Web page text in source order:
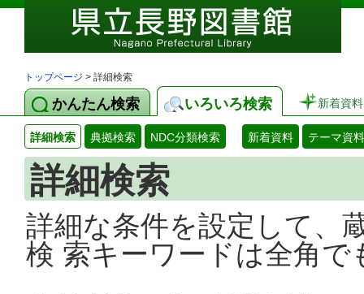
トップページ > 詳細検索
かんたん検索 いろいろ検索 新着資料
詳細検索 典拠検索 NDC分類検索 新着資料 テーマ資料
詳細検索
詳細な条件を設定して、
検 索キーワードは全角